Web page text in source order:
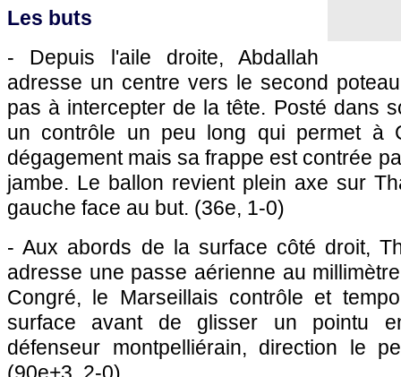
Les buts
- Depuis l'aile droite, Abdallah
adresse un centre vers le second
pas à intercepter de la tête. Posté dans
un contrôle un peu long qui permet à
dégagement mais sa frappe est contrée
jambe. Le ballon revient plein axe sur
gauche face au but. (36e, 1-0)
- Aux abords de la surface côté droit,
adresse une passe aérienne au
Congré, le Marseillais contrôle et
surface avant de glisser un pointu
défenseur montpelliérain, direction le